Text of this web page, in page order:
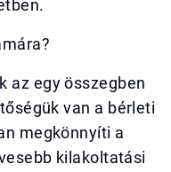
az egy összegben
van a bérleti
megkönnyíti a
kilakoltatási